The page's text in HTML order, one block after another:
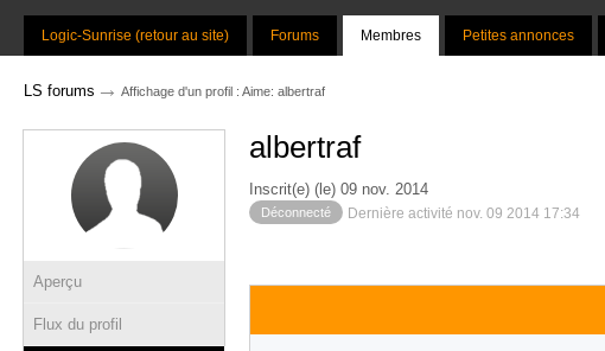
Logic-Sunrise (retour au site) Forums Membres Petites annonces
LS forums → Affichage d'un profil : Aime: albertraf
Aperçu
Flux du profil
albertraf
Inscrit(e) (le) 09 nov. 2014
Déconnecté Dernière activité nov. 09 2014 17:34